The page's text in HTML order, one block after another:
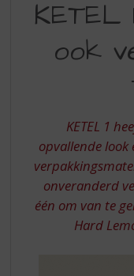
1
ORIGINAL
IN
700
ML!
KETEL
ook
KETEL 1
opvallende look
onveranderd
één om van te
Hard